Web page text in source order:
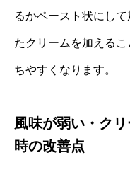
るかペースト状にし
たクリームを加える
ちやすくなります。
風味が弱い・ク
時の改善点